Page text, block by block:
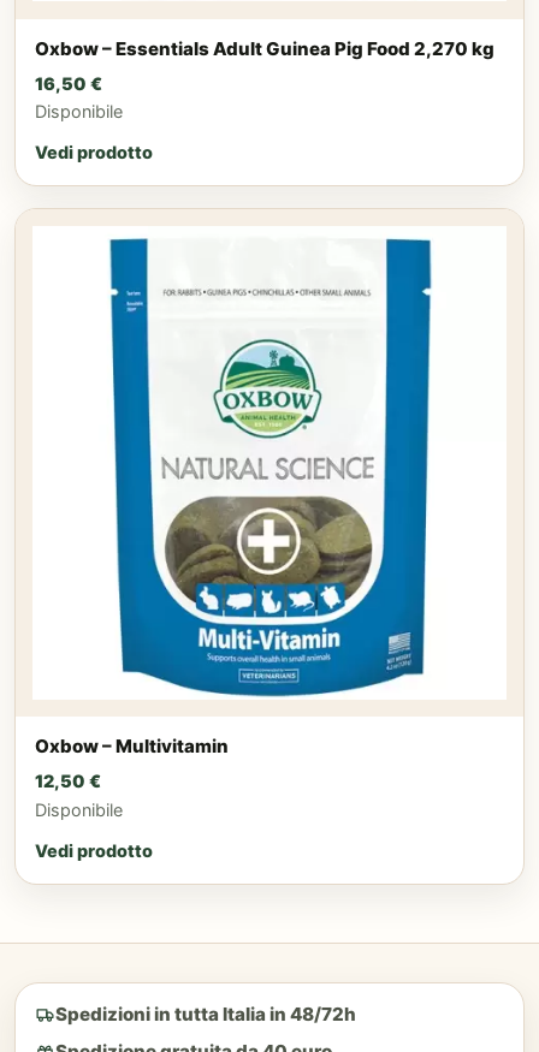
Oxbow – Essentials Adult Guinea Pig Food 2,270 kg
16,50 €
Disponibile
Vedi prodotto
Oxbow – Multivitamin
12,50 €
Disponibile
Vedi prodotto
Spedizioni in tutta Italia in 48/72h